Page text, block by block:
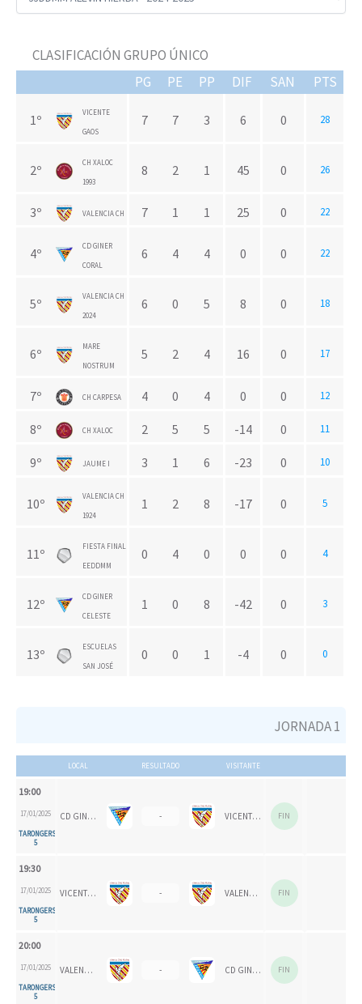
CLASIFICACIÓN GRUPO ÚNICO
PG
PE PP DIF SAN PTS
1º VICENTE
GAOS
7 7 3 6 0 28
2º CH XALOC
1993
8 2 1 45 0 26
3º VALENCIA CH 7 1 1 25 0 22
4º CD GINER
CORAL
6 4 4 0 0 22
5º VALENCIA CH
2024
6 0 5 8 0 18
6º MARE
NOSTRUM
5 2 4 16 0 17
7º CH CARPESA 4 0 4 0 0 12
8º CH XALOC 2 5 5 -14 0 11
9º JAUME I 3 1 6 -23 0 10
10º VALENCIA CH
1924
1 2 8 -17 0 5
11º FIESTA FINAL
EEDDMM
0 4 0 0 0 4
12º CD GINER
CELESTE
1 0 8 -42 0 3
13º ESCUELAS
SAN JOSÉ
0 0 1 -4 0 0
JORNADA 1
LOCAL RESULTADO VISITANTE
19:00
17/01/2025
TARONGERS
5
CD GINER CORAL - VICENTE GAOS FIN
19:30
17/01/2025
TARONGERS
5
VICENTE GAOS - VALENCIA CH 1924 FIN
20:00
17/01/2025
TARONGERS
5
VALENCIA CH 1924 - CD GINER CORAL FIN